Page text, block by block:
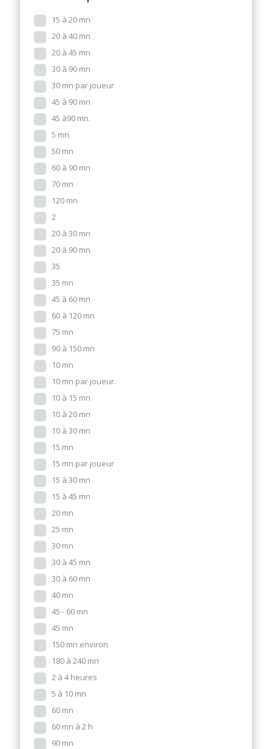
15 à 20 mn
20 à 40 mn
20 à 45 mn
30 à 90 mn
30 mn par joueur
45 à 90 mn
45 à90 mn.
5 mn
50 mn
60 à 90 mn
70 mn
120 mn
2
20 à 30 mn
20 à 90 mn
35
35 mn
45 à 60 mn
60 à 120 mn
75 mn
90 à 150 mn
10 mn
10 mn par joueur.
10 à 15 mn
10 à 20 mn
10 à 30 mn
15 mn
15 mn par joueur
15 à 30 mn
15 à 45 mn
20 mn
25 mn
30 mn
30 à 45 mn
30 à 60 mn
40 mn
45 - 60 mn
45 mn
150 mn environ
180 à 240 mn
2 à 4 heures
5 à 10 mn
60 mn
60 mn à 2 h
90 mn